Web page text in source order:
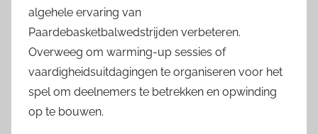
algehele ervaring van
Paardebasketbalwedstrijden verbeteren.
Overweeg om warming-up sessies of
vaardigheidsuitdagingen te organiseren voor het
spel om deelnemers te betrekken en opwinding
op te bouwen.